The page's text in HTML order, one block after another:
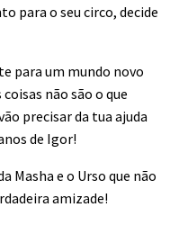
para o seu circo, decide
para um mundo novo
não são o que
precisar da tua ajuda
de Igor!
Masha e o Urso que não
amizade!